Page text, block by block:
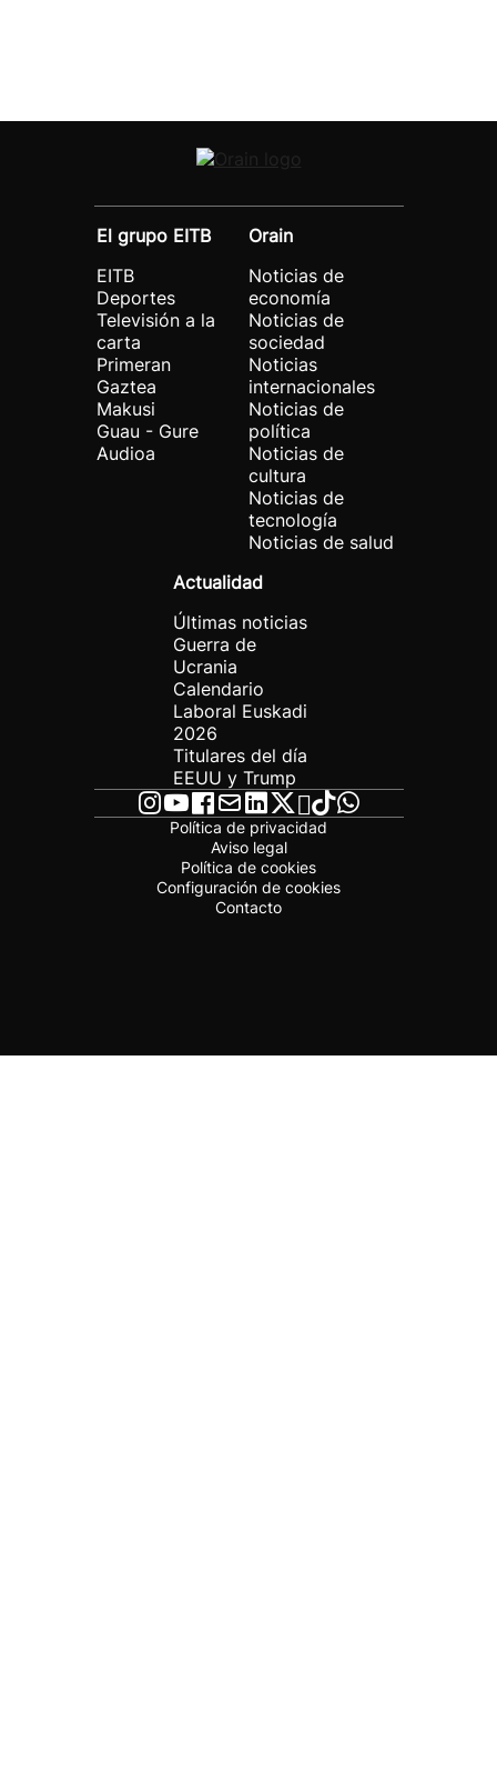
El grupo EITB
EITB
Deportes
Televisión a la
carta
Primeran
Gaztea
Makusi
Guau - Gure
Audioa
Orain
Noticias de
economía
Noticias de
sociedad
Noticias
internacionales
Noticias de
política
Noticias de
cultura
Noticias de
tecnología
Noticias de salud
Actualidad
Últimas noticias
Guerra de
Ucrania
Calendario
Laboral Euskadi
2026
Titulares del día
EEUU y Trump
Política de privacidad
Aviso legal
Política de cookies
Configuración de cookies
Contacto